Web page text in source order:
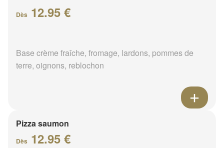
Dès 12.95 €
Base crème fraîche, fromage, lardons, pommes de
terre, oignons, reblochon
Pizza saumon
Dès 12.95 €